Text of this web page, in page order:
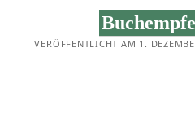
OHNE
VERÖFFENTLICHT AM 1.